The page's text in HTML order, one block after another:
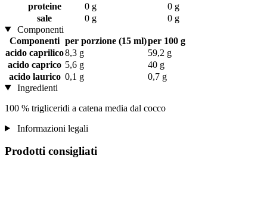
proteine
0 g
0 g
sale
0 g
0 g
Componenti
Componenti per porzione (15 ml)per 100 g
acido caprilico8,3 g
59,2 g
acido caprico 5,6 g
40 g
acido laurico 0,1 g
0,7 g
Ingredienti
100 % trigliceridi a catena media dal cocco
Informazioni legali
Prodotti consigliati